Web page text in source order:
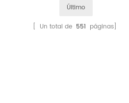
Último
[ Un total de 551 páginas]